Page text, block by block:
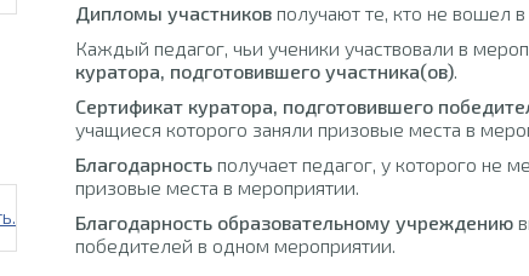
Дипломы участников получают те, кто не вошел
Каждый педагог, чьи ученики участвовали в
куратора, подготовившего участника(ов).
Сертификат куратора, подготовившего
учащиеся которого заняли призовые места в
Благодарность получает педагог, у которого не
призовые места в мероприятии.
Благодарность образовательному учреждению
победителей в одном мероприятии.